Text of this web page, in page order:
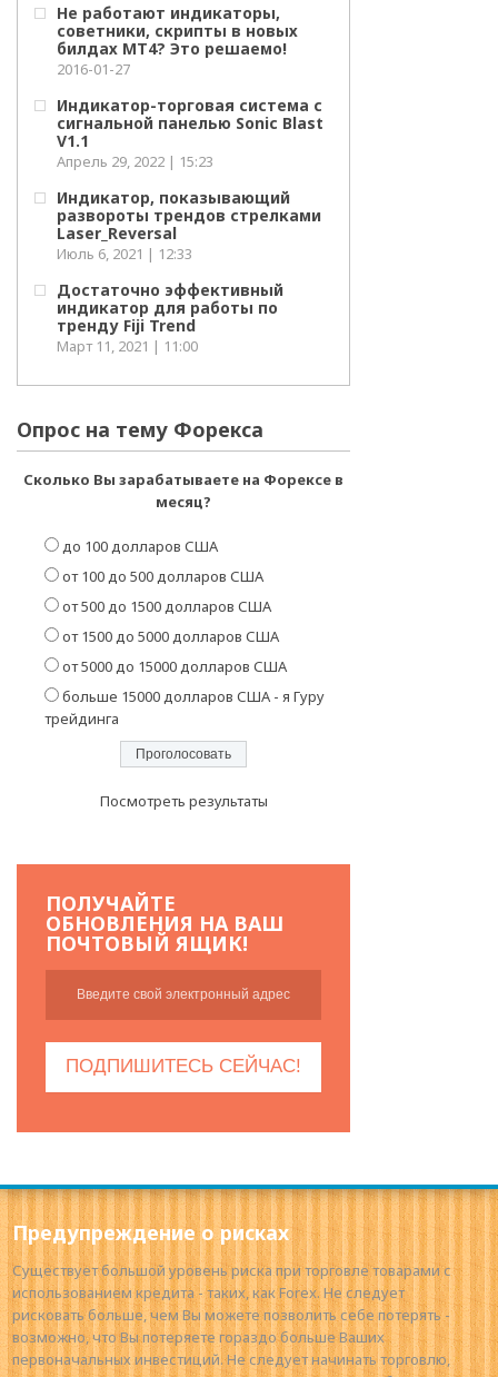
Не работают индикаторы,
советники, скрипты в новых
билдах МТ4? Это решаемо!
2016-01-27
Индикатор-торговая система с
сигнальной панелью Sonic Blast
V1.1
Апрель 29, 2022 | 15:23
Индикатор, показывающий
развороты трендов стрелками
Laser_Reversal
Июль 6, 2021 | 12:33
Достаточно эффективный
индикатор для работы по
тренду Fiji Trend
Март 11, 2021 | 11:00
Опрос на тему Форекса
Сколько Вы зарабатываете на Форексе в
месяц?
до 100 долларов США
от 100 до 500 долларов США
от 500 до 1500 долларов США
от 1500 до 5000 долларов США
от 5000 до 15000 долларов США
больше 15000 долларов США - я Гуру
трейдинга
Посмотреть результаты
ПОЛУЧАЙТЕ
ОБНОВЛЕНИЯ НА ВАШ
ПОЧТОВЫЙ ЯЩИК!
Предупреждение о рисках
Существует большой уровень риска при торговле товарами с
использованием кредита - таких, как Forex. Не следует
рисковать больше, чем Вы можете позволить себе потерять -
возможно, что Вы потеряете гораздо больше Ваших
первоначальных инвестиций. Не следует начинать торговлю,